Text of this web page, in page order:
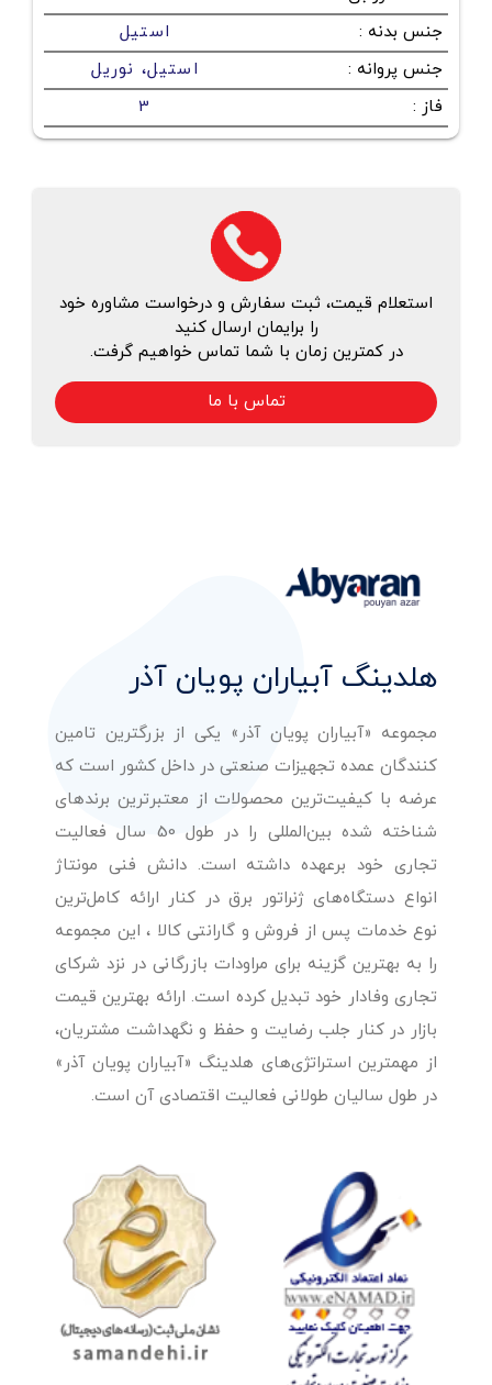
جنس بدنه :
استیل
جنس پروانه :
استیل،‌ نوریل
فاز :
3
استعلام قیمت، ثبت سفارش و درخواست مشاوره خود
را برایمان ارسال کنید
در کمترین زمان با شما تماس خواهیم گرفت.
تماس با ما
هلدینگ آبیاران پویان آذر
مجموعه «آبیاران پویان آذر» یکی از بزرگترین تامین
کنندگان عمده تجهیزات صنعتی در داخل کشور است که
عرضه با کیفیت‌ترین محصولات از معتبرترین برندهای
شناخته شده بین‌المللی را در طول 50 سال فعالیت
تجاری خود برعهده داشته است. دانش فنی مونتاژ
انواع دستگاه‌های ژنراتور برق در کنار ارائه کامل‌ترین
نوع خدمات پس از فروش و گارانتی کالا ، این مجموعه
را به بهترین گزینه برای مراودات بازرگانی در نزد شرکای
تجاری وفادار خود تبدیل کرده است. ارائه بهترین قیمت
بازار در کنار جلب رضایت و حفظ و نگهداشت مشتریان،
از مهمترین استراتژی‌های هلدینگ «آبیاران پویان آذر»
در طول سالیان طولانی فعالیت اقتصادی آن است.